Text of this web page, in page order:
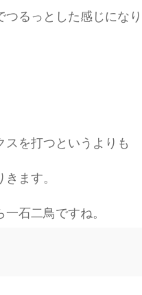
るっとした感じになり
を打つというよりも
ます。
石二鳥ですね。